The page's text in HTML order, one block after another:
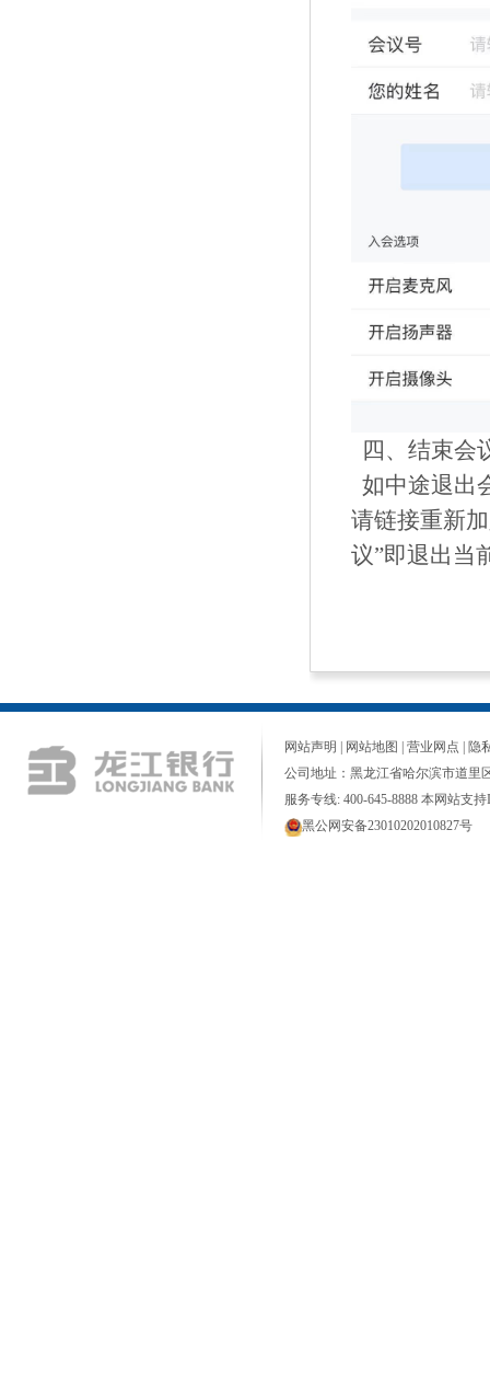
四、结束
如中途退出
请链接重新
议”即退出当
网站声明 网站地图 营业网点
隐
公司地址：黑龙江省哈尔滨市道里
服务专线: 400-645-8888 本网站支持
黑公网安备23010202010827号